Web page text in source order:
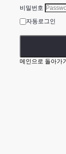
비밀번호
자동로그인
메인으로 돌아가기